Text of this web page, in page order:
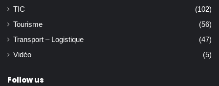
TIC
(102)
Tourisme
(56)
Transport – Logistique
(47)
Vidéo
(5)
Follow us